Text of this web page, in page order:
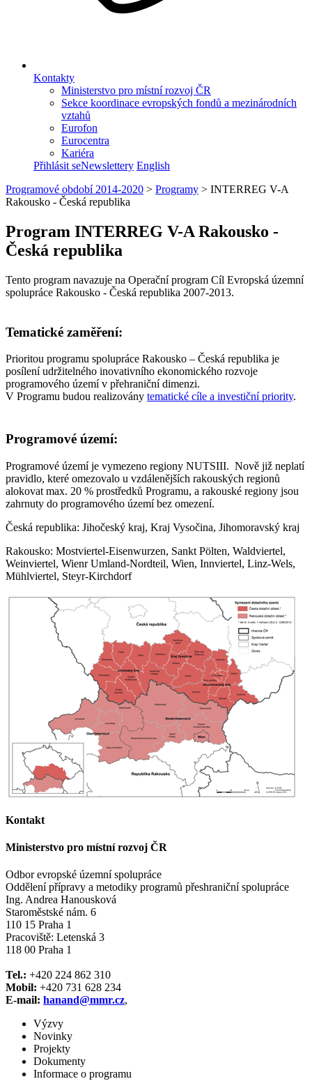
Kontakty
Ministerstvo pro místní rozvoj ČR
Sekce koordinace evropských fondů a mezinárodních
vztahů
Eurofon
Eurocentra
Kariéra
Přihlásit seNewslettery English
Programové období 2014-2020 > Programy > INTERREG V-A
Rakousko - Česká republika
Program INTERREG V-A Rakousko -
Česká republika
Tento program navazuje na Operační program Cíl Evropská územní
spolupráce Rakousko - Česká republika 2007-2013.
Tematické zaměření:
Prioritou programu spolupráce Rakousko – Česká republika je
posílení udržitelného inovativního ekonomického rozvoje
programového území v přehraniční dimenzi.
V Programu budou realizovány tematické cíle a investiční priority.
Programové území:
Programové území je vymezeno regiony NUTSIII. Nově již neplatí
pravidlo, které omezovalo u vzdálenějších rakouských regionů
alokovat max. 20 % prostředků Programu, a rakouské regiony jsou
zahrnuty do programového území bez omezení.
Česká republika: Jihočeský kraj, Kraj Vysočina, Jihomoravský kraj
Rakousko: Mostviertel-Eisenwurzen, Sankt Pölten, Waldviertel,
Weinviertel, Wienr Umland-Nordteil, Wien, Innviertel, Linz-Wels,
Mühlviertel, Steyr-Kirchdorf
Kontakt
Ministerstvo pro místní rozvoj ČR
Odbor evropské územní spolupráce
Oddělení přípravy a metodiky programů přeshraniční spolupráce
Ing. Andrea Hanousková
Staroměstské nám. 6
110 15 Praha 1
Pracoviště: Letenská 3
118 00 Praha 1
Tel.: +420 224 862 310
Mobil: +420 731 628 234
E-mail: hanand@mmr.cz,
Výzvy
Novinky
Projekty
Dokumenty
Informace o programu